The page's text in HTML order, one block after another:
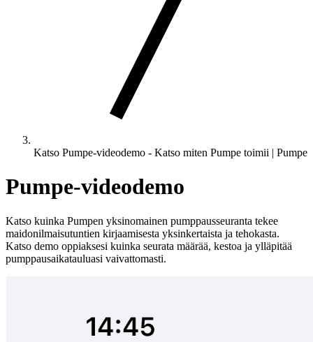
Katso Pumpe-videodemo - Katso miten Pumpe toimii | Pumpe
Pumpe-videodemo
Katso kuinka Pumpen yksinomainen pumppausseuranta tekee
maidonilmaisutuntien kirjaamisesta yksinkertaista ja tehokasta.
Katso demo oppiaksesi kuinka seurata määrää, kestoa ja ylläpitää
pumppausaikatauluasi vaivattomasti.